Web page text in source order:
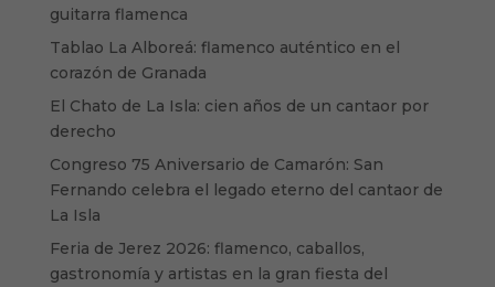
guitarra flamenca
Tablao La Alboreá: flamenco auténtico en el
corazón de Granada
El Chato de La Isla: cien años de un cantaor por
derecho
Congreso 75 Aniversario de Camarón: San
Fernando celebra el legado eterno del cantaor de
La Isla
Feria de Jerez 2026: flamenco, caballos,
gastronomía y artistas en la gran fiesta del